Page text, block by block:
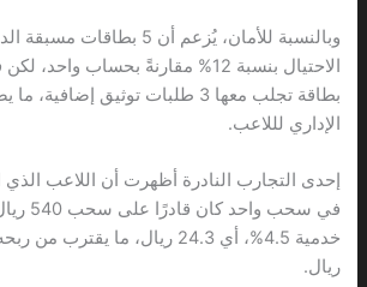
وبالنسبة للأمان، يُزعم أن 5
الاحتيال بنسبة 12% مقارنةً بحساب
بطاقة تجلب معها 3 طلبات توثيق
الإداري لللاعب.
في سحب
ريال.